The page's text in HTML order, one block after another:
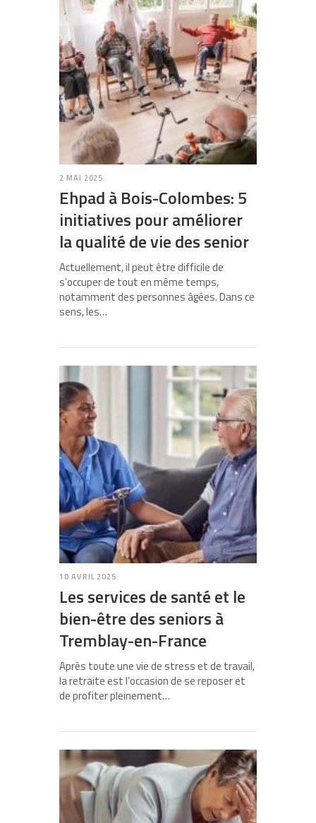
2 MAI 2025
Ehpad à Bois-Colombes: 5
initiatives pour améliorer
la qualité de vie des senior
Actuellement, il peut être difficile de
s’occuper de tout en même temps,
notamment des personnes âgées. Dans ce
sens, les…
10 AVRIL 2025
Les services de santé et le
bien-être des seniors à
Tremblay-en-France
Après toute une vie de stress et de travail,
la retraite est l’occasion de se reposer et
de profiter pleinement…